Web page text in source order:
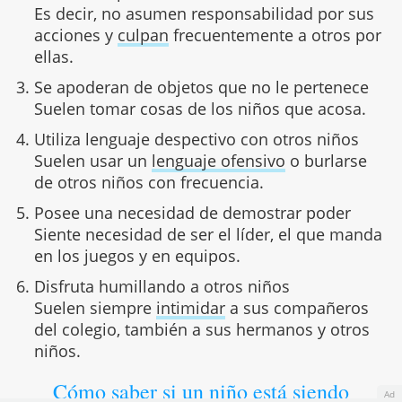
Es decir, no asumen responsabilidad por sus
acciones y culpan frecuentemente a otros por
ellas.
Se apoderan de objetos que no le pertenece
Suelen tomar cosas de los niños que acosa.
Utiliza lenguaje despectivo con otros niños
Suelen usar un lenguaje ofensivo o burlarse
de otros niños con frecuencia.
Posee una necesidad de demostrar poder
Siente necesidad de ser el líder, el que manda
en los juegos y en equipos.
Disfruta humillando a otros niños
Suelen siempre intimidara sus compañeros
del colegio, también a sus hermanos y otros
niños.
Cómo saber si un niño está siendo Ad